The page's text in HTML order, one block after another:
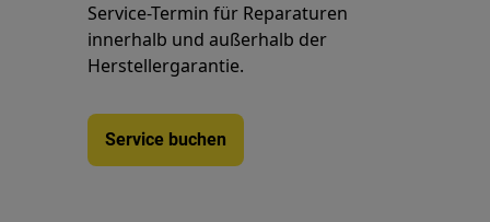
Service-Termin für Reparaturen
innerhalb und außerhalb der
Herstellergarantie.
Service buchen